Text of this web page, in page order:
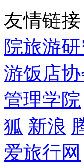
友情链接
院旅游
游饭店协
管理学院
狐 新浪
爱旅行网